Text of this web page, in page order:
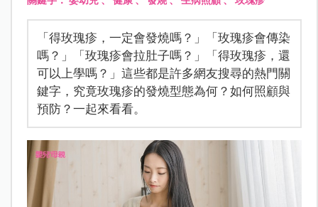
「得玫瑰疹，一定會發燒嗎？」「玫瑰疹會傳染
嗎？」「玫瑰疹會拉肚子嗎？」「得玫瑰疹，還
可以上學嗎？」這些都是許多網友搜尋的熱門關
鍵字，究竟玫瑰疹的發燒型態為何？如何照顧與
預防？一起來看看。